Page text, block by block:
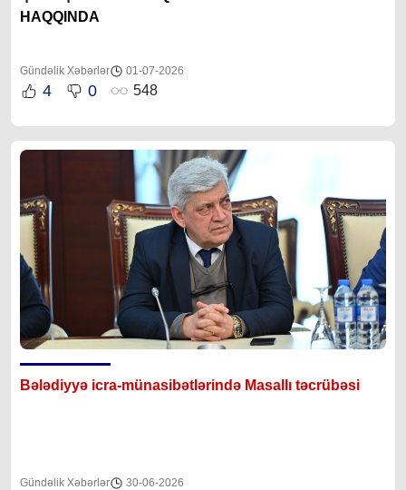
HAQQINDA
Gündəlik Xəbərlər 01-07-2026
4 0 548
Bələdiyyə icra-münasibətlərində Masallı təcrübəsi
Gündəlik Xəbərlər 30-06-2026